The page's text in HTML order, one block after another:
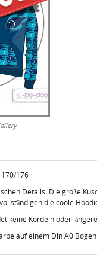
176
Details. Die große
die coole
keine Kordeln oder
auf einem Din A0